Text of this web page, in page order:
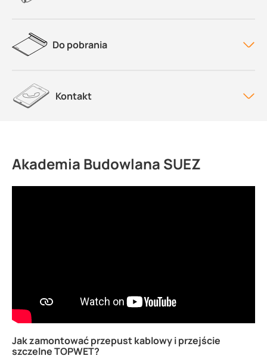
Do pobrania
Kontakt
Akademia Budowlana SUEZ
Jak zamontować przepust kablowy i przejście
szczelne TOPWET?